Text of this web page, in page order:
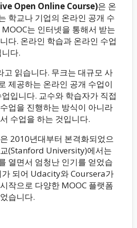
Open Online Course)은 온
학교나 기업의 온라인 공개 수
는 인터넷을 통해서 받는
다. 온라인 학습과 온라인 수업
다.
고 읽습니다. 무크는 대규모 사
제공하는 온라인 공개 수업이
입니다. 교수와 학습자가 직접
업을 진행하는 방식이 아니라
수업을 하는 것입니다.
은 2010년대부터 본격화되었으
(Stanford University)에서는
열면서 엄청난 인기를 얻었습
가 되어 Udacity와 Coursera가
작으로 다양한 MOOC 플랫폼
습니다.